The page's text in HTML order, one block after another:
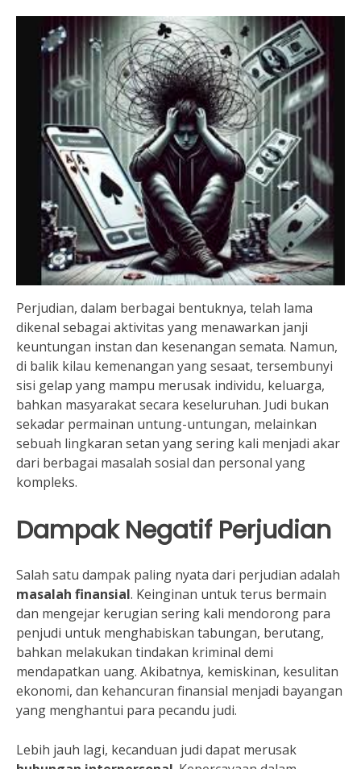
Perjudian, dalam berbagai bentuknya, telah lama
dikenal sebagai aktivitas yang menawarkan janji
keuntungan instan dan kesenangan semata. Namun,
di balik kilau kemenangan yang sesaat, tersembunyi
sisi gelap yang mampu merusak individu, keluarga,
bahkan masyarakat secara keseluruhan. Judi bukan
sekadar permainan untung-untungan, melainkan
sebuah lingkaran setan yang sering kali menjadi akar
dari berbagai masalah sosial dan personal yang
kompleks.
Dampak Negatif Perjudian
Salah satu dampak paling nyata dari perjudian adalah
masalah finansial. Keinginan untuk terus bermain
dan mengejar kerugian sering kali mendorong para
penjudi untuk menghabiskan tabungan, berutang,
bahkan melakukan tindakan kriminal demi
mendapatkan uang. Akibatnya, kemiskinan, kesulitan
ekonomi, dan kehancuran finansial menjadi bayangan
yang menghantui para pecandu judi.
Lebih jauh lagi, kecanduan judi dapat merusak